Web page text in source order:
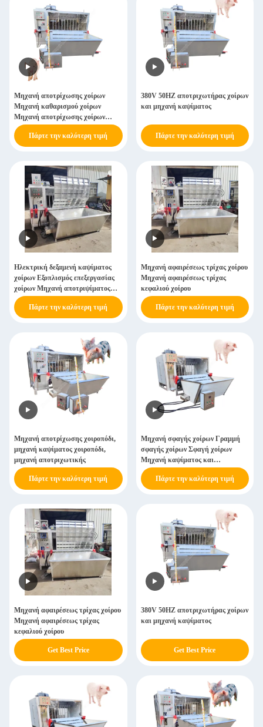
Μηχανή αποτρίχωσης χοίρων
Μηχανή καθαρισμού χοίρων
Μηχανή αποτρίχωσης χοίρων
Μηχανή αποτρίχωσης χοίρων
Πάρτε την καλύτερη τιμή
380V 50HZ αποτριχωτήρας χοίρων
και μηχανή καψίματος
Πάρτε την καλύτερη τιμή
Ηλεκτρική δεξαμενή καψίματος
χοίρων Εξοπλισμός επεξεργασίας
χοίρων Μηχανή αποτριψίματος
χοίρων
Πάρτε την καλύτερη τιμή
Μηχανή αφαιρέσεως τρίχας χοίρου
Μηχανή αφαιρέσεως τρίχας
κεφαλιού χοίρου
Πάρτε την καλύτερη τιμή
Μηχανή αποτρίχωσης χοιροπόδι,
μηχανή καψίματος χοιροπόδι,
μηχανή αποτριχωτικής
Πάρτε την καλύτερη τιμή
Μηχανή σφαγής χοίρων Γραμμή
σφαγής χοίρων Σφαγή χοίρων
Μηχανή καψίματος και
αποτριχωτικής
Πάρτε την καλύτερη τιμή
Μηχανή αφαιρέσεως τρίχας χοίρου
Μηχανή αφαιρέσεως τρίχας
κεφαλιού χοίρου
Get Best Price
380V 50HZ αποτριχωτήρας χοίρων
και μηχανή καψίματος
Get Best Price